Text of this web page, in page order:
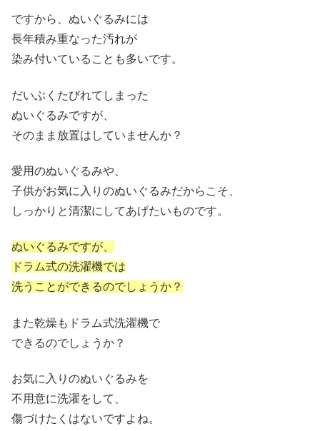
ですから、ぬいぐるみには
長年積み重なった汚れが
染み付いていることも多いです。
だいぶくたびれてしまった
ぬいぐるみですが、
そのまま放置はしていませんか？
愛用のぬいぐるみや、
子供がお気に入りのぬいぐるみだからこそ、
しっかりと清潔にしてあげたいものです。
ぬいぐるみですが、
ドラム式の洗濯機では
洗うことができるのでしょうか？
また乾燥もドラム式洗濯機で
できるのでしょうか？
お気に入りのぬいぐるみを
不用意に洗濯をして、
傷づけたくはないですよね。